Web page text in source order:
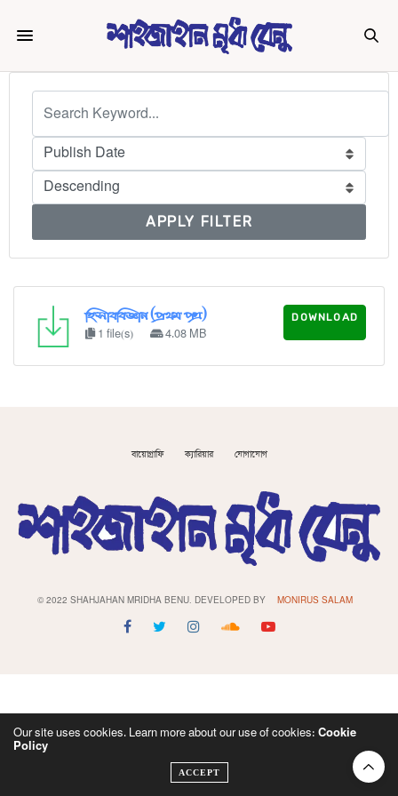
APPLY FILTER
হিসাববিজ্ঞান (প্রথম পত্র)
1 file(s) 4.08 MB
DOWNLOAD
বায়োগ্রাফি ক্যারিয়ার যোগাযোগ
© 2022 SHAHJAHAN MRIDHA BENU. DEVELOPED BY MONIRUS SALAM
Our site uses cookies. Learn more about our use of cookies: Cookie
Policy
ACCEPT